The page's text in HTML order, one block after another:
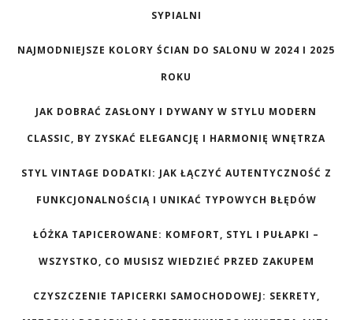
SYPIALNI
NAJMODNIEJSZE KOLORY ŚCIAN DO SALONU W 2024 I 2025
ROKU
JAK DOBRAĆ ZASŁONY I DYWANY W STYLU MODERN
CLASSIC, BY ZYSKAĆ ELEGANCJĘ I HARMONIĘ WNĘTRZA
STYL VINTAGE DODATKI: JAK ŁĄCZYĆ AUTENTYCZNOŚĆ Z
FUNKCJONALNOŚCIĄ I UNIKAĆ TYPOWYCH BŁĘDÓW
ŁÓŻKA TAPICEROWANE: KOMFORT, STYL I PUŁAPKI –
WSZYSTKO, CO MUSISZ WIEDZIEĆ PRZED ZAKUPEM
CZYSZCZENIE TAPICERKI SAMOCHODOWEJ: SEKRETY,